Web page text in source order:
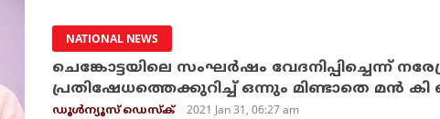
NATIONAL NEWS
ചെങ്കോട്ടയിലെ സംഘര്‍ഷം വേദനിപ്പിച്ചെന്ന്
പ്രതിഷേധത്തെക്കുറിച്ച് ഒന്നും മിണ്ടാതെ മന്‍
ഡൂള്‍ന്യൂസ് ഡെസ്‌ക് 2021 Jan 31, 06:27 am